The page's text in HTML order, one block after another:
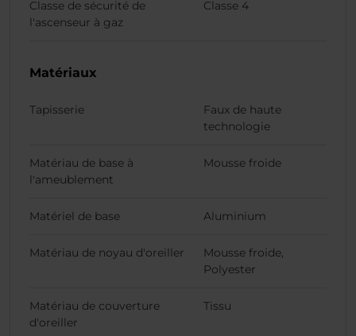
Classe de sécurité de
l'ascenseur à gaz
Classe 4
Matériaux
Tapisserie
Faux de haute
technologie
Matériau de base à
l'ameublement
Mousse froide
Matériel de base Aluminium
Matériau de noyau d'oreiller
Mousse froide,
Polyester
Matériau de couverture
d'oreiller
Tissu